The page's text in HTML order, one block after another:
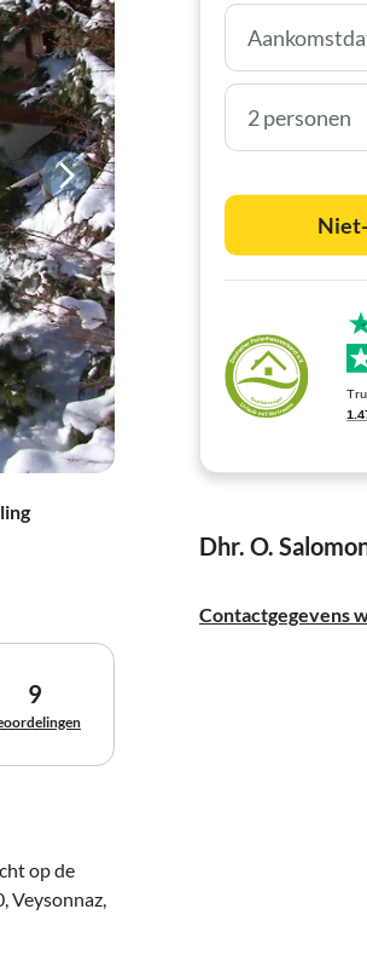
9
op de
Veysonnaz,
2 personen
Dhr. O.
Contactgegevens